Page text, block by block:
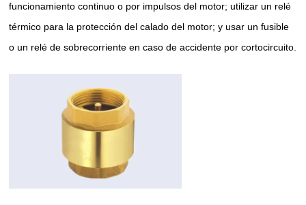
funcionamiento continuo o por impulsos del motor; utilizar un relé
térmico para la protección del calado del motor; y usar un fusible
o un relé de sobrecorriente en caso de accidente por cortocircuito.